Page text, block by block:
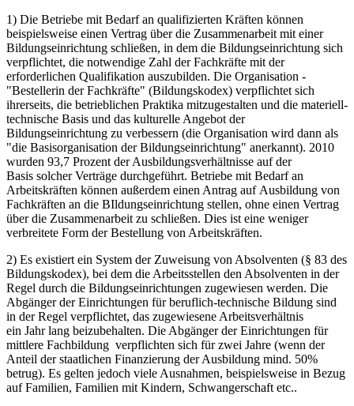
1) Die Betriebe mit Bedarf an qualifizierten Kräften können
beispielsweise einen Vertrag über die Zusammenarbeit mit einer
Bildungseinrichtung schließen, in dem die Bildungseinrichtung sich
verpflichtet, die notwendige Zahl der Fachkräfte mit der
erforderlichen Qualifikation auszubilden. Die Organisation -
"Bestellerin der Fachkräfte" (Bildungskodex) verpflichtet sich
ihrerseits, die betrieblichen Praktika mitzugestalten und die materiell-
technische Basis und das kulturelle Angebot der
Bildungseinrichtung zu verbessern (die Organisation wird dann als
"die Basisorganisation der Bildungseinrichtung" anerkannt). 2010
wurden 93,7 Prozent der Ausbildungsverhältnisse auf der
Basis solcher Verträge durchgeführt. Betriebe mit Bedarf an
Arbeitskräften können außerdem einen Antrag auf Ausbildung von
Fachkräften an die BIldungseinrichtung stellen, ohne einen Vertrag
über die Zusammenarbeit zu schließen. Dies ist eine weniger
verbreitete Form der Bestellung von Arbeitskräften.
2) Es existiert ein System der Zuweisung von Absolventen (§ 83 des
Bildungskodex), bei dem die Arbeitsstellen den Absolventen in der
Regel durch die Bildungseinrichtungen zugewiesen werden. Die
Abgänger der Einrichtungen für beruflich-technische Bildung sind
in der Regel verpflichtet, das zugewiesene Arbeitsverhältnis
ein Jahr lang beizubehalten. Die Abgänger der Einrichtungen für
mittlere Fachbildung verpflichten sich für zwei Jahre (wenn der
Anteil der staatlichen Finanzierung der Ausbildung mind. 50%
betrug). Es gelten jedoch viele Ausnahmen, beispielsweise in Bezug
auf Familien, Familien mit Kindern, Schwangerschaft etc..